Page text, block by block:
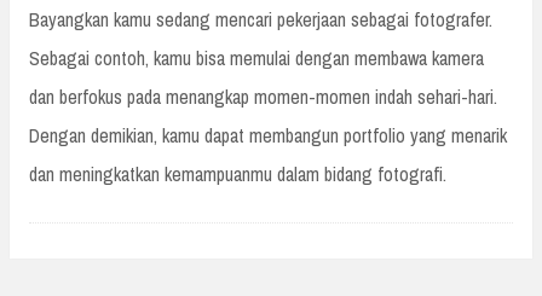
Bayangkan kamu sedang mencari pekerjaan sebagai fotografer.
Sebagai contoh, kamu bisa memulai dengan membawa kamera
dan berfokus pada menangkap momen-momen indah sehari-hari.
Dengan demikian, kamu dapat membangun portfolio yang menarik
dan meningkatkan kemampuanmu dalam bidang fotografi.